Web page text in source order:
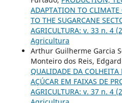
ADAPTATION TO CLIMATE
TO THE SUGARCANE
AGRICULTURA: v. 33 n. 4
Agricultura
Arthur Guilherme Garcia
Monteiro dos Reis,
QUALIDADE DA
AÇÚCAR EM FAIXAS DE
AGRICULTURA: v. 37 n. 4